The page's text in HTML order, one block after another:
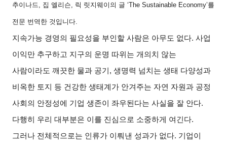
추이나드 집 엘리슨 릭 릿지웨이의 글 ‘The Sustainable Economy’를
전문 번역한 것입니다
지속가능 경영의 필요성을 부인할 사람은 아무도 없다.사업
이익만 추구하고 지구의 운명 따위는 개의치 않는
사람이라도 깨끗한 물과 공기 ,생명력 넘치는 생태 다양성과
비옥한 토지 등 건강한 생태계가 안겨주는 자연 자원과 공정
사회의 안정성에 기업 생존이 좌우된다는 사실을 잘 안다.
다행히 우리 대부분은 이를 진심으로 소중하게 여긴다.
그러나 전체적으로는 인류가 이뤄낸 성과가 없다. 기업이